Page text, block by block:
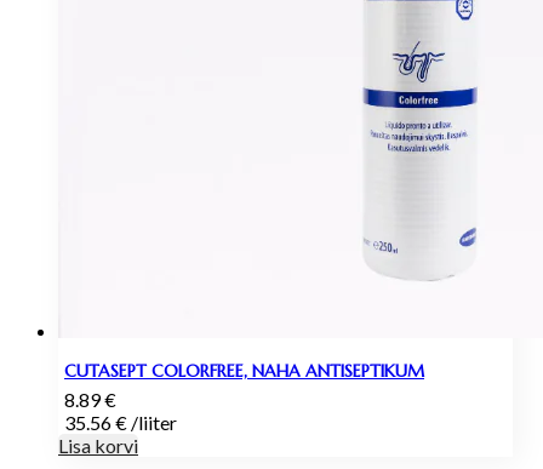
CUTASEPT COLORFREE, NAHA ANTISEPTIKUM
8.89€
35.56€ /liiter
Lisa korvi